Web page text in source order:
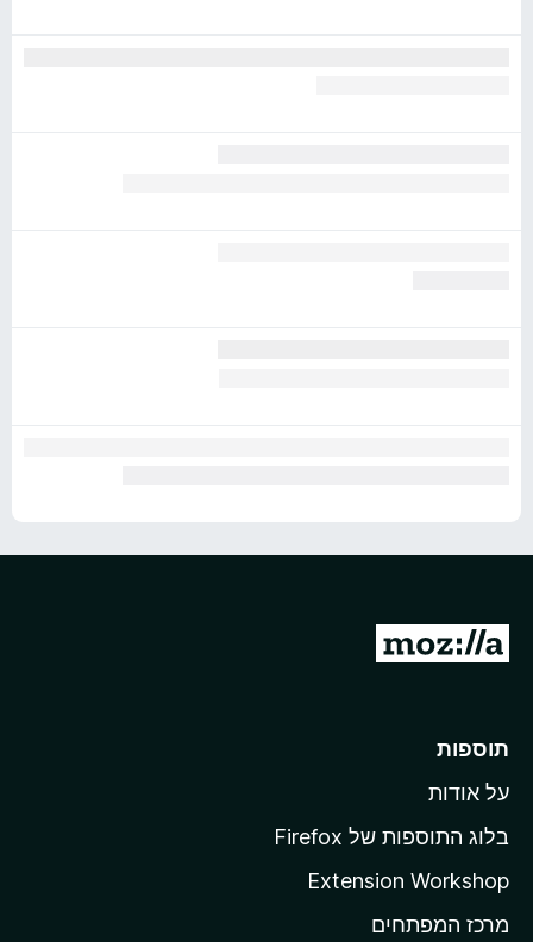
מ
ד
ף
ב
י
תוספות
על אודות
בלוג התוספות של Firefox
Extension Workshop
מרכז המפתחים